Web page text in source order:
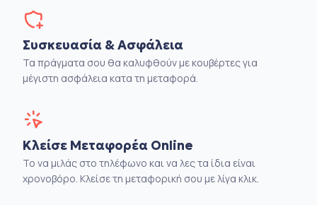
Συσκευασία & Ασφάλεια
Τα πράγματα σου θα καλυφθούν με κουβέρτες για
μέγιστη ασφάλεια κατα τη μεταφορά.
Κλείσε Μεταφορέα Online
Το να μιλάς στο τηλέφωνο και να λες τα ίδια είναι
χρονοβόρο. Κλείσε τη μεταφορική σου με λίγα κλικ.